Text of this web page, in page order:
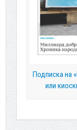
Подписка на
или